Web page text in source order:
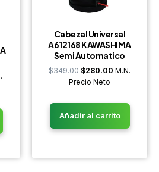
Cabezal Universal
A612168 KAWASHIMA
Semi Automatico
$349.00 $280.00 M.N.
Precio Neto
Añadir al carrito